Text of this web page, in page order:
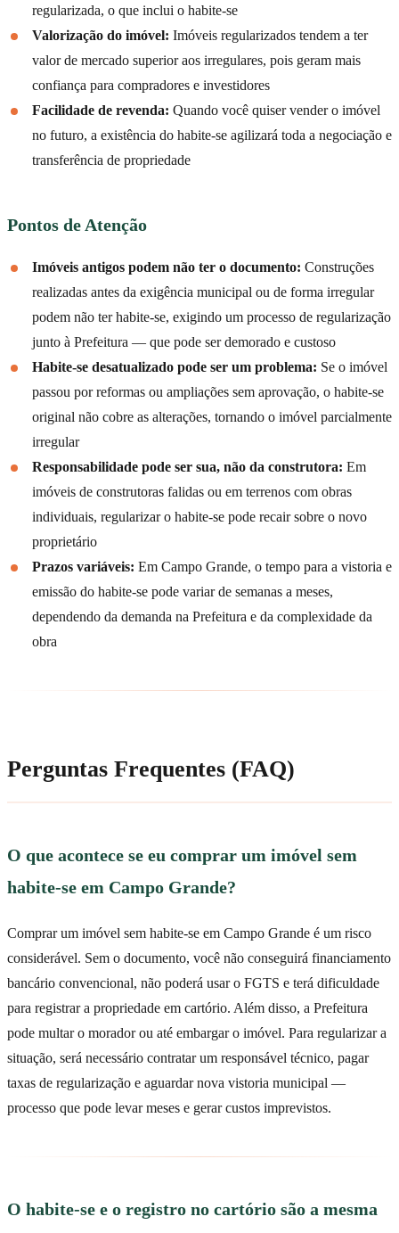
regularizada, o que inclui o habite-se
Valorização do imóvel: Imóveis regularizados tendem a ter
valor de mercado superior aos irregulares, pois geram mais
confiança para compradores e investidores
Facilidade de revenda: Quando você quiser vender o imóvel
no futuro, a existência do habite-se agilizará toda a negociação e
transferência de propriedade
Pontos de Atenção
Imóveis antigos podem não ter o documento: Construções
realizadas antes da exigência municipal ou de forma irregular
podem não ter habite-se, exigindo um processo de regularização
junto à Prefeitura — que pode ser demorado e custoso
Habite-se desatualizado pode ser um problema: Se o imóvel
passou por reformas ou ampliações sem aprovação, o habite-se
original não cobre as alterações, tornando o imóvel parcialmente
irregular
Responsabilidade pode ser sua, não da construtora: Em
imóveis de construtoras falidas ou em terrenos com obras
individuais, regularizar o habite-se pode recair sobre o novo
proprietário
Prazos variáveis: Em Campo Grande, o tempo para a vistoria e
emissão do habite-se pode variar de semanas a meses,
dependendo da demanda na Prefeitura e da complexidade da
obra
Perguntas Frequentes (FAQ)
O que acontece se eu comprar um imóvel sem
habite-se em Campo Grande?
Comprar um imóvel sem habite-se em Campo Grande é um risco
considerável. Sem o documento, você não conseguirá financiamento
bancário convencional, não poderá usar o FGTS e terá dificuldade
para registrar a propriedade em cartório. Além disso, a Prefeitura
pode multar o morador ou até embargar o imóvel. Para regularizar a
situação, será necessário contratar um responsável técnico, pagar
taxas de regularização e aguardar nova vistoria municipal —
processo que pode levar meses e gerar custos imprevistos.
O habite-se e o registro no cartório são a mesma